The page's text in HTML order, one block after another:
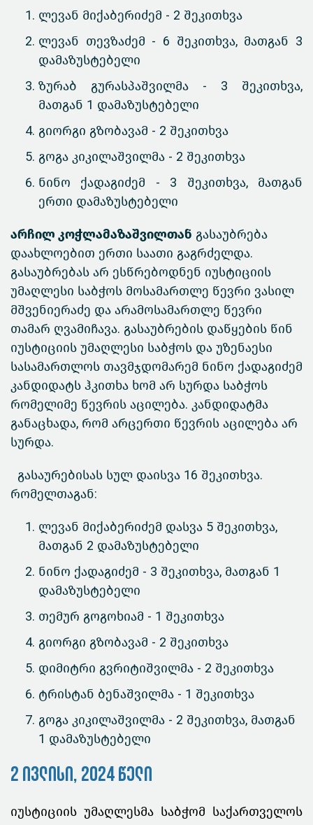
ლევან მიქაბერიძემ - 2 შეკითხვა
ლევან თევზაძემ - 6 შეკითხვა, მათგან 3
დამაზუსტებელი
ზურაბ გურასპაშვილმა - 3 შეკითხვა,
მათგან 1 დამაზუსტებელი
გიორგი გზობავამ - 2 შეკითხვა
გოგა კიკილაშვილმა - 2 შეკითხვა
ნინო ქადაგიძემ - 3 შეკითხვა, მათგან
ერთი დამაზუსტებელი
არჩილ კოჭლამაზაშვილთან გასაუბრება
დაახლოებით ერთი საათი გაგრძელდა.
გასაუბრებას არ ესწრებოდნენ იუსტიციის
უმაღლესი საბჭოს მოსამართლე წევრი ვასილ
მშვენიერაძე და არამოსამართლე წევრი
თამარ ღვამიჩავა. გასაუბრების დაწყების წინ
იუსტიციის უმაღლესი საბჭოს და უზენაესი
სასამართლოს თავმჯდომარემ ნინო ქადაგიძემ
კანდიდატს ჰკითხა ხომ არ სურდა საბჭოს
რომელიმე წევრის აცილება. კანდიდატმა
განაცხადა, რომ არცერთი წევრის აცილება არ
სურდა.
გასაურებისას სულ დაისვა 16 შეკითხვა.
რომელთაგან:
ლევან მიქაბერიძემ დასვა 5 შეკითხვა,
მათგან 2 დამაზუსტებელი
ნინო ქადაგიძემ - 3 შეკითხვა, მათგან 1
დამაზუსტებელი
თემურ გოგოხიამ - 1 შეკითხვა
გიორგი გზობავამ - 2 შეკითხვა
დიმიტრი გვრიტიშვილმა - 2 შეკითხვა
ტრისტან ბენაშვილმა - 1 შეკითხვა
გოგა კიკილაშვილმა - 2 შეკითხვა, მათგან
1 დამაზუსტებელი
2 ივლისი, 2024 წელი
იუსტიციის უმაღლესმა საბჭომ საქართველოს